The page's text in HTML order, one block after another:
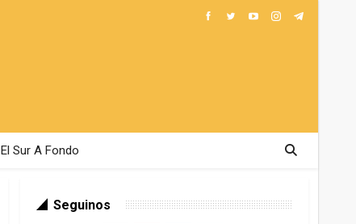
El Sur A Fondo
Seguinos